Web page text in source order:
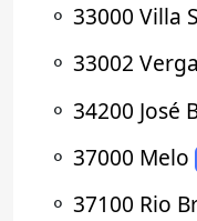
⚬ 33000 Villa
⚬ 33002
⚬ 34200 José
⚬ 37000 Melo
⚬ 37100 Rio